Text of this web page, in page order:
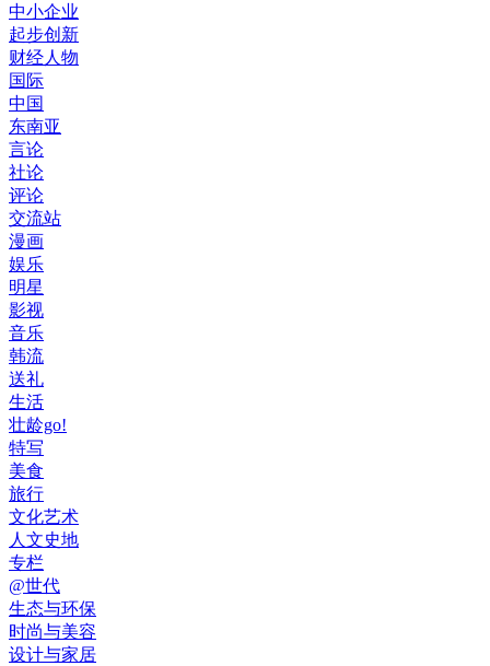
中小企业
起步创新
财经人物
国际
中国
东南亚
言论
社论
评论
交流站
漫画
娱乐
明星
影视
音乐
韩流
送礼
生活
壮龄go!
特写
美食
旅行
文化艺术
人文史地
专栏
@世代
生态与环保
时尚与美容
设计与家居